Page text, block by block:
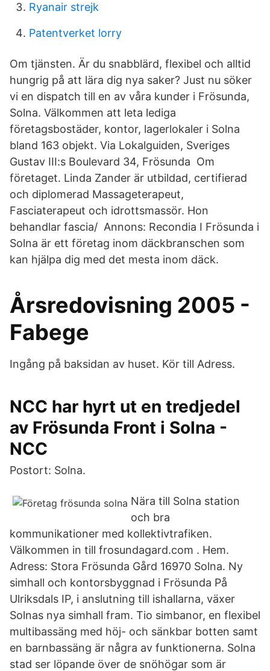
Ryanair strejk
Patentverket lorry
Om tjänsten. Är du snabblärd, flexibel och alltid
hungrig på att lära dig nya saker? Just nu söker
vi en dispatch till en av våra kunder i Frösunda,
Solna. Välkommen att leta lediga
företagsbostäder, kontor, lagerlokaler i Solna
bland 163 objekt. Via Lokalguiden, Sveriges
Gustav III:s Boulevard 34, Frösunda Om
företaget. Linda Zander är utbildad, certifierad
och diplomerad Massageterapeut,
Fasciaterapeut och idrottsmassör. Hon
behandlar fascia/ Annons: Recondia I Frösunda i
Solna är ett företag inom däckbranschen som
kan hjälpa dig med det mesta inom däck.
Årsredovisning 2005 -
Fabege
Ingång på baksidan av huset. Kör till Adress.
NCC har hyrt ut en tredjedel
av Frösunda Front i Solna -
NCC
Postort: Solna.
Nära till Solna station
och bra
kommunikationer med kollektivtrafiken.
Välkommen in till frosundagard.com . Hem.
Adress: Stora Frösunda Gård 16970 Solna. Ny
simhall och kontors­byggnad i Frösunda På
Ulriksdals IP, i anslutning till ishallarna, växer
Solnas nya simhall fram. Tio simbanor, en flexibel
multibassäng med höj- och sänkbar botten samt
en barnbassäng är några av funktionerna. Solna
stad ser löpande över de snöhögar som är